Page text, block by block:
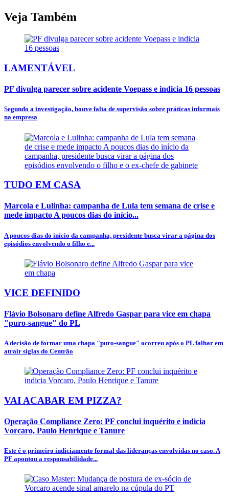
Veja Também
LAMENTÁVEL
PF divulga parecer sobre acidente Voepass e indicia 16 pessoas
Segundo a investigação, houve falta de supervisão sobre práticas informais
na empresa
TUDO EM CASA
Marcola e Lulinha: campanha de Lula tem semana de crise e
mede impacto A poucos dias do início...
A poucos dias do início da campanha, presidente busca virar a página dos
episódios envolvendo o filho e...
VICE DEFINIDO
Flávio Bolsonaro define Alfredo Gaspar para vice em chapa
"puro-sangue" do PL
A decisão de formar uma chapa "puro-sangue" ocorreu após o PL falhar em
atrair siglas do Centrão
VAI ACABAR EM PIZZA?
Operação Compliance Zero: PF conclui inquérito e indicia
Vorcaro, Paulo Henrique e Tanure
Este é o primeiro indiciamento formal das lideranças envolvidas no caso. A
PF apontou a responsabilidade...